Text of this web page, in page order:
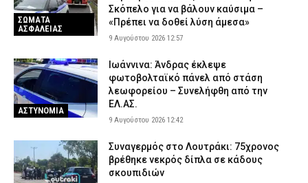
SPORTS 8 Αυγούστου 2026 22:36
Ροδόπη: Ανήλικος στο νοσοκομείο μετά από κατανάλωση
αλκοόλ – Συνελήφθη η υπάλληλος που τον προμήθευσε
ΑΣΤΥΝΟΜΙΑ
Πάρος: Για ανθρωποκτονία από αμέλεια κατηγορούνται οι γονείς
του τετράχρονου και ο ιδιοκτήτης του beach bar – Πώς έγινε η
τραγωδία (βίντεο)
8 Αυγούστου 2026 22:04
ΣΩΜΑΤΑ
ΑΣΦΑΛΕΙΑΣ
Σκόπελο για να βάλουν καύσιμα –
«Πρέπει να δοθεί λύση άμεσα»
9 Αυγούστου 2026 12:57
ΑΣΤΥΝΟΜΙΑ
Ιωάννινα: Άνδρας έκλεψε
φωτοβολταϊκό πάνελ από στάση
λεωφορείου – Συνελήφθη από την
ΕΛ.ΑΣ.
9 Αυγούστου 2026 12:42
Συναγερμός στο Λουτράκι: 75χρονος
βρέθηκε νεκρός δίπλα σε κάδους
σκουπιδιών